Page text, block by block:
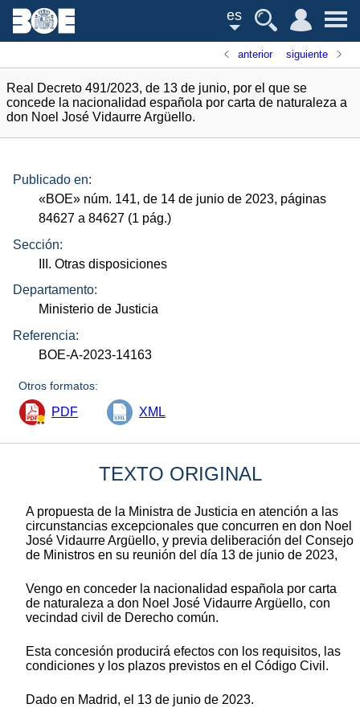
es
anterior siguiente
Real Decreto 491/2023, de 13 de junio, por el que se
concede la nacionalidad española por carta de naturaleza a
don Noel José Vidaurre Argüello.
Publicado en:
«BOE» núm. 141, de 14 de junio de 2023, páginas
84627 a 84627 (1 pág.)
Sección:
III. Otras disposiciones
Departamento:
Ministerio de Justicia
Referencia:
BOE-A-2023-14163
Otros formatos:
PDF XML
TEXTO ORIGINAL
A propuesta de la Ministra de Justicia en atención a las
circunstancias excepcionales que concurren en don Noel
José Vidaurre Argüello, y previa deliberación del Consejo
de Ministros en su reunión del día 13 de junio de 2023,
Vengo en conceder la nacionalidad española por carta
de naturaleza a don Noel José Vidaurre Argüello, con
vecindad civil de Derecho común.
Esta concesión producirá efectos con los requisitos, las
condiciones y los plazos previstos en el Código Civil.
Dado en Madrid, el 13 de junio de 2023.